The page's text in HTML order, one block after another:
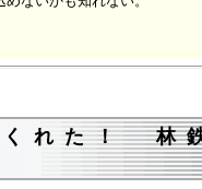
くれた！ 林